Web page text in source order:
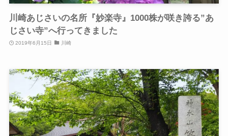
川崎あじさいの名所『妙楽寺』1000株が咲き誇る”あ
じさい寺”へ行ってきました
2019年6月15日 川崎